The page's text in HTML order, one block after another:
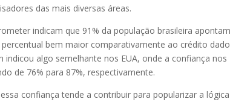
das mais diversas áreas.
indicam que 91% da população brasileira apontam
bem maior comparativamente ao crédito
indicou algo semelhante nos EUA, onde a confiança nos
de 76% para 87%, respectivamente.
confiança tende a contribuir para popularizar a